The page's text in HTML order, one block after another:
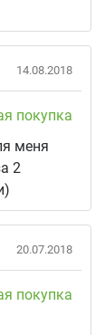
14.08.2018
покупка
меня
2
20.07.2018
покупка